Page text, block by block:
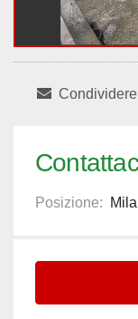
Condividere
Posizione: